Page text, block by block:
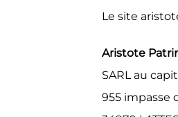
Le site
Aristote
SARL au
955 impasse